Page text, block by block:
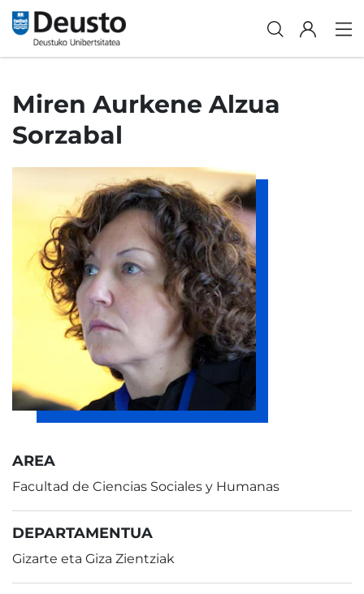
Miren Aurkene Alzua
Sorzabal
AREA
Facultad de Ciencias Sociales y Humanas
DEPARTAMENTUA
Gizarte eta Giza Zientziak